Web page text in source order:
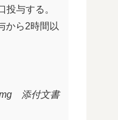
与する。
から2時間以
添付文書